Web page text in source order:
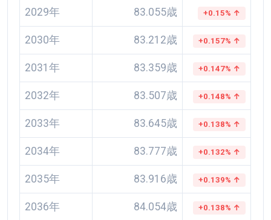
2029年 83.055歳 +0.15% ↑
2030年 83.212歳 +0.157% ↑
2031年 83.359歳 +0.147% ↑
2032年 83.507歳 +0.148% ↑
2033年 83.645歳 +0.138% ↑
2034年 83.777歳 +0.132% ↑
2035年 83.916歳 +0.139% ↑
2036年 84.054歳 +0.138% ↑